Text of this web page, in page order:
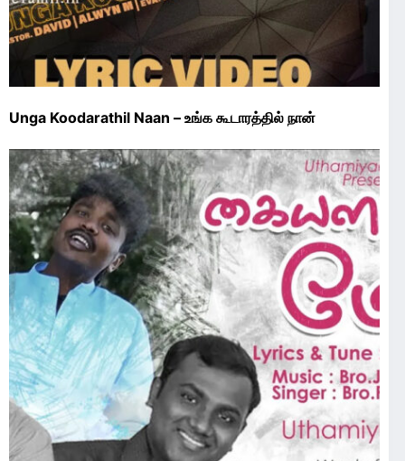
Unga Koodarathil Naan – உங்க கூடாரத்தில் நான்